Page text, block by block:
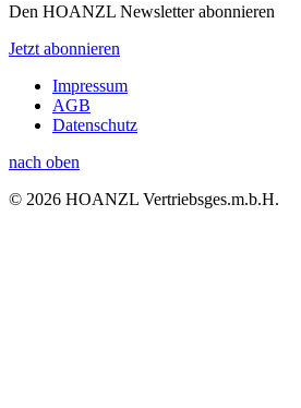
Den HOANZL Newsletter abonnieren
Jetzt abonnieren
Impressum
AGB
Datenschutz
nach oben
© 2026 HOANZL Vertriebsges.m.b.H.